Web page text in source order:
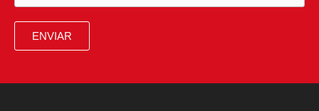
ENVIAR